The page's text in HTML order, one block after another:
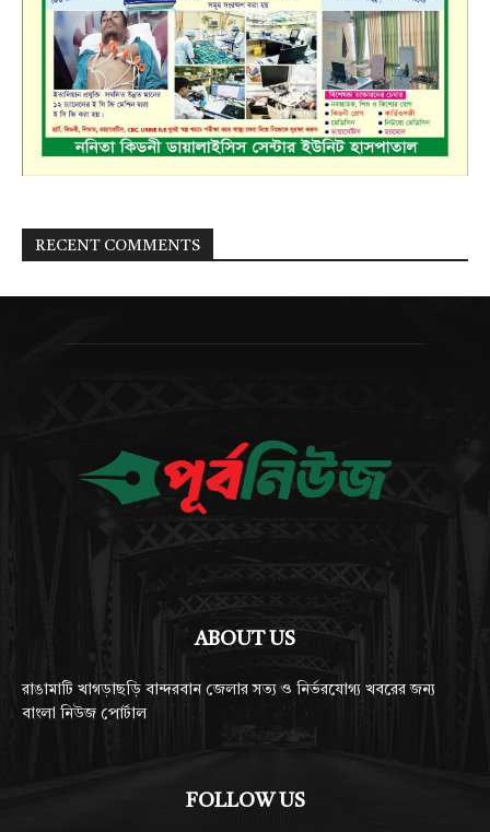
RECENT COMMENTS
ABOUT US
রাঙামাটি খাগড়াছড়ি বান্দরবান জেলার সত্য ও নির্ভরযোগ্য খবরের জন্য
বাংলা নিউজ পোর্টাল
FOLLOW US